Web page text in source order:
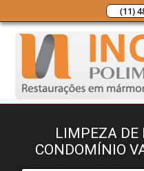
(11)
LIMPEZA DE
CONDOMÍNIO